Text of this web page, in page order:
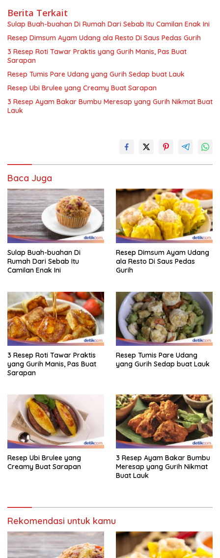
Berita Terkait
Sulap Buah-buahan Di Rumah Dari Sebab Itu Camilan Enak Ini
Resep Dimsum Ayam Udang ala Resto Di Saus Pedas Gurih
3 Resep Roti Tawar Praktis yang Gurih Manis, Pas Buat
Sarapan
Resep Tumis Pare Udang yang Gurih Sedap buat Lauk
Resep Ubi Brulee yang Creamy Buat Sarapan
3 Resep Ayam Bakar Bumbu Meresap yang Gurih Nikmat Buat
Lauk
Baca Juga
Sulap Buah-buahan Di
Rumah Dari Sebab Itu
Camilan Enak Ini
Resep Dimsum Ayam Udang
ala Resto Di Saus Pedas
Gurih
3 Resep Roti Tawar Praktis
yang Gurih Manis, Pas Buat
Sarapan
Resep Tumis Pare Udang
yang Gurih Sedap buat Lauk
Resep Ubi Brulee yang
Creamy Buat Sarapan
3 Resep Ayam Bakar Bumbu
Meresap yang Gurih Nikmat
Buat Lauk
Rekomendasi untuk kamu